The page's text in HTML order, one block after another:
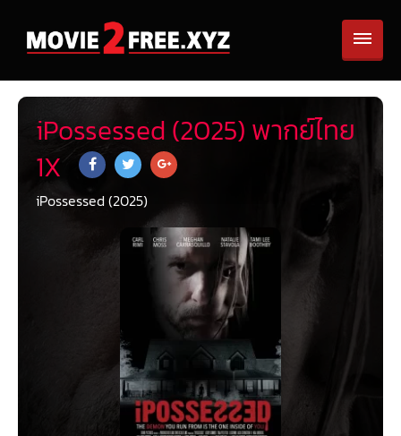
iPossessed (2025) พากย์ไทย
1X
iPossessed (2025)